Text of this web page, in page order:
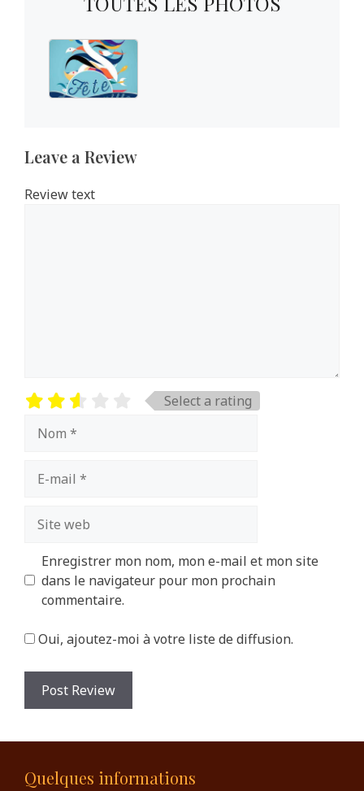
Leave a Review
Review text
Select a rating
mail
web
Enregistrer mon nom, mon e-mail et mon site
dans le navigateur pour mon prochain
commentaire.
Oui, ajoutez-moi à votre liste de diffusion.
Quelques informations